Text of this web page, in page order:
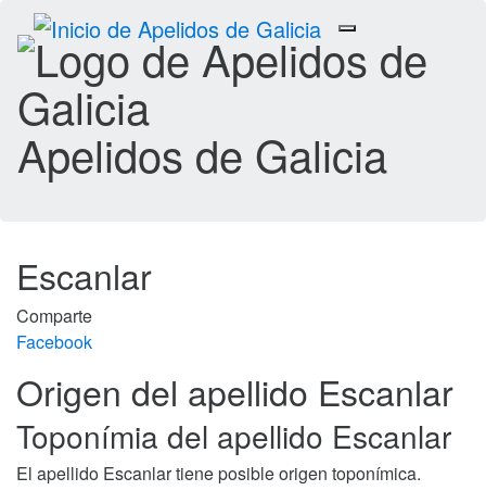
Toggle
navigation
Apelidos de Galicia
Escanlar
Comparte
Facebook
Origen del apellido Escanlar
Toponímia del apellido Escanlar
El apellido Escanlar tiene posible origen toponímica.